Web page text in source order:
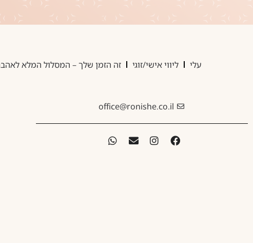
עלי ליווי אישי/זוגי זה הזמן שלך – המסלול המלא
office@ronishe.co.il